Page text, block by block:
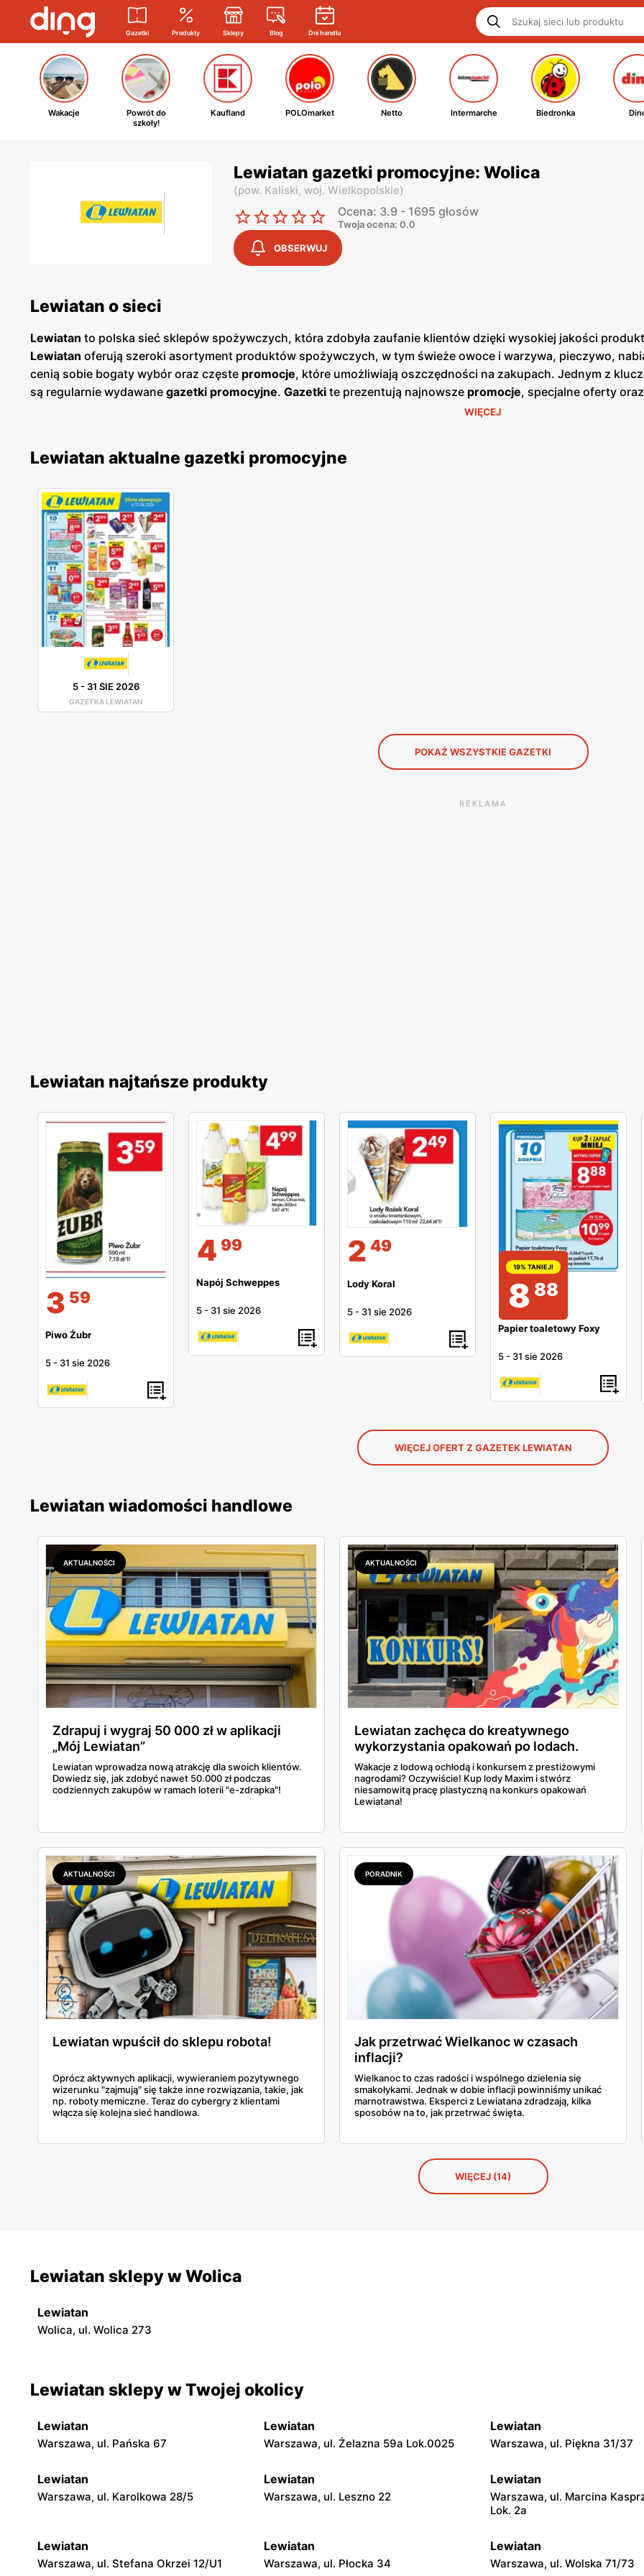
Gazetki Produkty Sklepy Blog Dni handlu
Wakacje
Powrót do
szkoły!
Kaufland POLOmarket Netto Intermarche Biedronka
Lewiatan gazetki promocyjne: Wolica
(pow. Kaliski, woj. Wielkopolskie)
Ocena: 3.9 - 1695 głosów
Twoja ocena: 0.0
OBSERWUJ
Lewiatan o sieci
Lewiatan to polska sieć sklepów spożywczych, która zdobyła zaufanie klientów dzięki wysokiej jakości
Lewiatan oferują szeroki asortyment produktów spożywczych, w tym świeże owoce i warzywa, pieczywo,
cenią sobie bogaty wybór oraz częste promocje, które umożliwiają oszczędności na zakupach. Jednym z
są regularnie wydawane gazetki promocyjne. Gazetki te prezentują najnowsze promocje, specjalne oferty
planować swoje zakupy i korzystać z wyjątkowych okazji cenowych. Publikacje te są dostępne zarówno w
od lokalnych dostawców. Dzięki temuLewiatanzdobył lojalność wielu zadowolonych klientów. Produkty
innowacyjność i ciągłe udoskonalanie swojej oferty, aby sprostać oczekiwaniom klientów poszukujących
WIĘCEJ
Lewiatan aktualne gazetki promocyjne
5- 31 SIE 2026
GAZETKA LEWIATAN
POKAŻ WSZYSTKIE GAZETKI
REKLAMA
Lewiatan najtańsze produkty
3 59
Piwo Żubr
5 - 31 sie 2026
4 99
Napój Schweppes
5 - 31 sie 2026
2 49
Lody Koral
5 - 31 sie 2026
19% TANIEJ!
8 88
Papier toaletowy Foxy
5 - 31 sie 2026
WIĘCEJ OFERT Z GAZETEK LEWIATAN
Lewiatan wiadomości handlowe
AKTUALNOŚCI
Zdrapuj i wygraj 50 000 zł w aplikacji
„Mój Lewiatan”
Lewiatan wprowadza nową atrakcję dla swoich klientów.
Dowiedz się, jak zdobyć nawet 50.000 zł podczas
codziennych zakupów w ramach loterii "e-zdrapka"!
AKTUALNOŚCI
Lewiatan zachęca do kreatywnego
wykorzystania opakowań po lodach.
Prace plastyczne i rzeźby na konkurs!
Wakacje z lodową ochłodą i konkursem z prestiżowymi
nagrodami? Oczywiście! Kup lody Maxim i stwórz
niesamowitą pracę plastyczną na konkurs opakowań
Lewiatana!
AKTUALNOŚCI
Lewiatan wpuścił do sklepu robota!
Oprócz aktywnych aplikacji, wywieraniem pozytywnego
wizerunku "zajmują" się także inne rozwiązania, takie, jak
np. roboty memiczne. Teraz do cybergry z klientami
włącza się kolejna sieć handlowa.
PORADNIK
Jak przetrwać Wielkanoc w czasach
inflacji?
Wielkanoc to czas radości i wspólnego dzielenia się
smakołykami. Jednak w dobie inflacji powinniśmy unikać
marnotrawstwa. Eksperci z Lewiatana zdradzają, kilka
sposobów na to, jak przetrwać święta.
WIĘCEJ (14)
Lewiatan sklepy w Wolica
Lewiatan
Wolica, ul. Wolica 273
Lewiatan sklepy w Twojej okolicy
Lewiatan
Warszawa, ul. Pańska 67
Lewiatan
Warszawa, ul. Żelazna 59a Lok.0025
Lewiatan
Warszawa, ul. Piękna 31/37
Lewiatan
Warszawa, ul. Karolkowa 28/5
Lewiatan
Warszawa, ul. Leszno 22
Lewiatan
Warszawa, ul. Marcina
Lok. 2a
Lewiatan
Warszawa, ul. Stefana Okrzei 12/U1
Lewiatan
Warszawa, ul. Płocka 34
Lewiatan
Warszawa, ul. Wolska 71/73